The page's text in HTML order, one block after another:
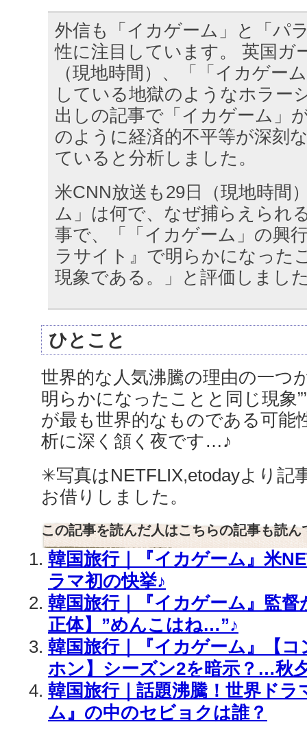
外信も「イカゲーム」と「パ
性に注目しています。 英国ガ
（現地時間）、「「イカゲー
している地獄のようなホラー
出しの記事で「イカゲーム」
のように経済的不平等が深刻
ていると分析しました。
米CNN放送も29日（現地時間
ム」は何で、なぜ捕らえられ
事で、「「イカゲーム」の興
ラサイト』で明らかになった
現象である。」と評価しまし
ひとこと
世界的な人気沸騰の理由の一つ
明らかになったことと同じ現象
が最も世界的なものである可能
析に深く頷く夜です…♪
✳︎写真はNETFLIX,etodayより記
お借りしました。
この記事を読んだ人はこちらの記事も読ん
韓国旅行｜『イカゲーム』米
ラマ初の快挙♪
韓国旅行｜『イカゲーム』監
正体】”めんこはね…”♪
韓国旅行｜『イカゲーム』【
ホン】シーズン2を暗示？…秋
韓国旅行｜話題沸騰！世界ドラ
ム』の中のセビョクは誰？